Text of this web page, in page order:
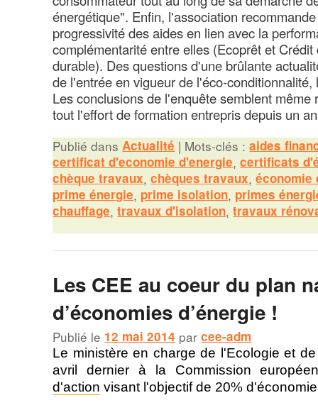
énergétique". Enfin, l'association
progressivité des aides en lien avec la
complémentarité entre elles (Ecoprêt et
durable). Des questions d'une brûlante
de l'entrée en vigueur de l'éco-
Les conclusions de l'enquête semblent même
tout l'effort de formation entrepris depuis un
Publié dans Actualité | Mots-clés : aides
certificat d'economie d'energie,certificats
chèque travaux,chèques travaux,économie
prime énergie, prime isolation, primes
chauffage,travaux d'isolation,travaux
Les CEE au coeur du plan
d’économies d’énergie !
Publié le 12 mai 2014 parcee-adm
Le ministère en charge de l'Ecologie et
avril dernier à la Commission
d'action visant l'objectif de 20%